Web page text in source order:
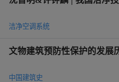
洁净空调系统
文物建筑预防性保护的发展
中国建筑史